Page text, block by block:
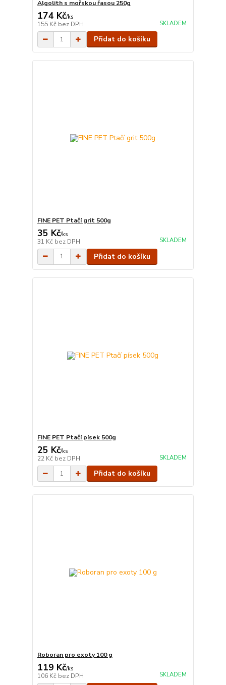
Algolith s mořskou řasou 250g
174 Kč/ks
155 Kč bez DPH SKLADEM
Přidat do košíku
FINE PET Ptačí grit 500g
35 Kč/ks
31 Kč bez DPH SKLADEM
Přidat do košíku
FINE PET Ptačí písek 500g
25 Kč/ks
22 Kč bez DPH SKLADEM
Přidat do košíku
Roboran pro exoty 100 g
119 Kč/ks
106 Kč bez DPH SKLADEM